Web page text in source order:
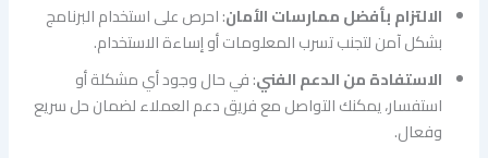
الالتزام بأفضل ممارسات الأمان: احرص على استخدام البرنامج
بشكل آمن لتجنب تسرب المعلومات أو إساءة الاستخدام.
الاستفادة من الدعم الفني: في حال وجود أي مشكلة أو
استفسار، يمكنك التواصل مع فريق دعم العملاء لضمان حل سريع
وفعال.